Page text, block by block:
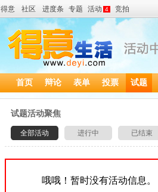
得意 社区 进度条 专题 活动 4 竞拍
首页 辩论 表单 投票 试题
试题活动聚焦
全部活动 进行中 已结束
哦哦！暂时没有活动信息。